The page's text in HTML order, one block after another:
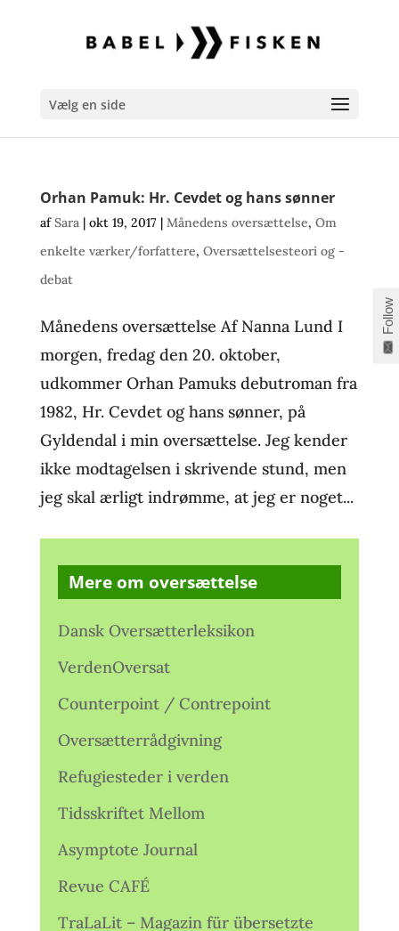
Vælg en side
Orhan Pamuk: Hr. Cevdet og hans sønner
afSara| okt 19, 2017| Månedens oversættelse, Om
enkelte værker/forfattere, Oversættelsesteori og -
debat
Månedens oversættelse Af Nanna Lund I
morgen, fredag den 20. oktober,
udkommer Orhan Pamuks debutroman fra
1982, Hr. Cevdet og hans sønner, på
Gyldendal i min oversættelse. Jeg kender
ikke modtagelsen i skrivende stund, men
jeg skal ærligt indrømme, at jeg er noget...
Mere om oversættelse
Dansk Oversætterleksikon
VerdenOversat
Counterpoint / Contrepoint
Oversætterrådgivning
Refugiesteder i verden
Tidsskriftet Mellom
Asymptote Journal
Revue CAFÉ
TraLaLit – Magazin für übersetzte
Follow